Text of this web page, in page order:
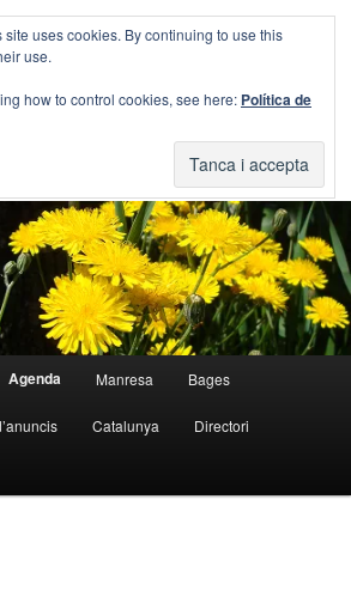
Agenda Manresa Bages
Catalunya Directori
site uses cookies. By continuing to use this
use.
how to control cookies, see here: Política de